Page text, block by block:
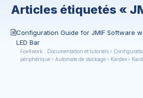
Articles étiquetés «
Configuration Guide for JMIF Software
LED Bar
Fox4work : Documentation et tutoriels ›
périphérique › Automate de stockage › Kardex ›